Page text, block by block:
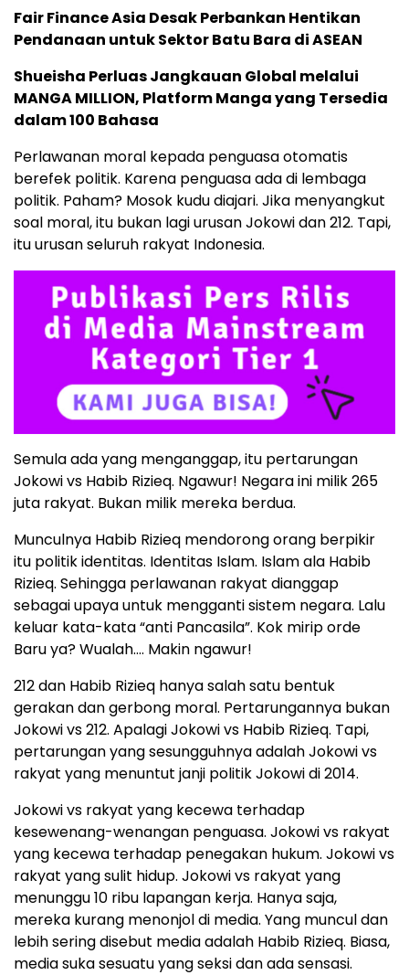
Fair Finance Asia Desak Perbankan Hentikan
Pendanaan untuk Sektor Batu Bara di ASEAN
Shueisha Perluas Jangkauan Global melalui
MANGA MILLION, Platform Manga yang Tersedia
dalam 100 Bahasa
Perlawanan moral kepada penguasa otomatis
berefek politik. Karena penguasa ada di lembaga
politik. Paham? Mosok kudu diajari. Jika menyangkut
soal moral, itu bukan lagi urusan Jokowi dan 212. Tapi,
itu urusan seluruh rakyat Indonesia.
Semula ada yang menganggap, itu pertarungan
Jokowi vs Habib Rizieq. Ngawur! Negara ini milik 265
juta rakyat. Bukan milik mereka berdua.
Munculnya Habib Rizieq mendorong orang berpikir
itu politik identitas. Identitas Islam. Islam ala Habib
Rizieq. Sehingga perlawanan rakyat dianggap
sebagai upaya untuk mengganti sistem negara. Lalu
keluar kata-kata “anti Pancasila”. Kok mirip orde
Baru ya? Wualah…. Makin ngawur!
212 dan Habib Rizieq hanya salah satu bentuk
gerakan dan gerbong moral. Pertarungannya bukan
Jokowi vs 212. Apalagi Jokowi vs Habib Rizieq. Tapi,
pertarungan yang sesungguhnya adalah Jokowi vs
rakyat yang menuntut janji politik Jokowi di 2014.
Jokowi vs rakyat yang kecewa terhadap
kesewenang-wenangan penguasa. Jokowi vs rakyat
yang kecewa terhadap penegakan hukum. Jokowi vs
rakyat yang sulit hidup. Jokowi vs rakyat yang
menunggu 10 ribu lapangan kerja. Hanya saja,
mereka kurang menonjol di media. Yang muncul dan
lebih sering disebut media adalah Habib Rizieq. Biasa,
media suka sesuatu yang seksi dan ada sensasi.